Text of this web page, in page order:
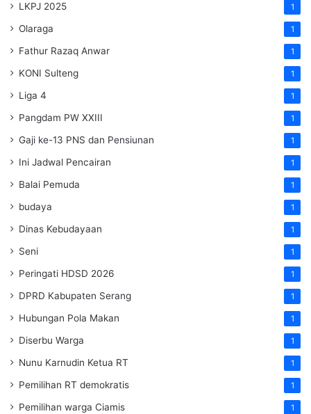
LKPJ 2025 1
Olaraga 1
Fathur Razaq Anwar 1
KONI Sulteng 1
Liga 4 1
Pangdam PW XXIII 1
Gaji ke-13 PNS dan Pensiunan 1
Ini Jadwal Pencairan 1
Balai Pemuda 1
budaya 1
Dinas Kebudayaan 1
Seni 1
Peringati HDSD 2026 1
DPRD Kabupaten Serang 1
Hubungan Pola Makan 1
Diserbu Warga 1
Nunu Karnudin Ketua RT 1
Pemilihan RT demokratis 1
Pemilihan warga Ciamis 1